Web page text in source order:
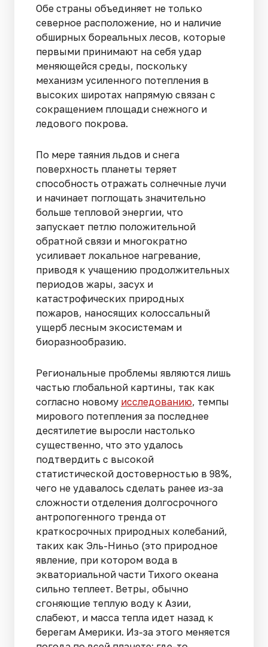
Обе страны объединяет не только
северное расположение, но и наличие
обширных бореальных лесов, которые
первыми принимают на себя удар
меняющейся среды, поскольку
механизм усиленного потепления в
высоких широтах напрямую связан с
сокращением площади снежного и
ледового покрова.
По мере таяния льдов и снега
поверхность планеты теряет
способность отражать солнечные лучи
и начинает поглощать значительно
больше тепловой энергии, что
запускает петлю положительной
обратной связи и многократно
усиливает локальное нагревание,
приводя к учащению продолжительных
периодов жары, засух и
катастрофических природных
пожаров, наносящих колоссальный
ущерб лесным экосистемам и
биоразнообразию.
Региональные проблемы являются лишь
частью глобальной картины, так как
согласно новому исследованию, темпы
мирового потепления за последнее
десятилетие выросли настолько
существенно, что это удалось
подтвердить с высокой
статистической достоверностью в 98%,
чего не удавалось сделать ранее из-за
сложности отделения долгосрочного
антропогенного тренда от
краткосрочных природных колебаний,
таких как Эль-Ниньо (это природное
явление, при котором вода в
экваториальной части Тихого океана
сильно теплеет. Ветры, обычно
сгоняющие теплую воду к Азии,
слабеют, и масса тепла идет назад к
берегам Америки. Из-за этого меняется